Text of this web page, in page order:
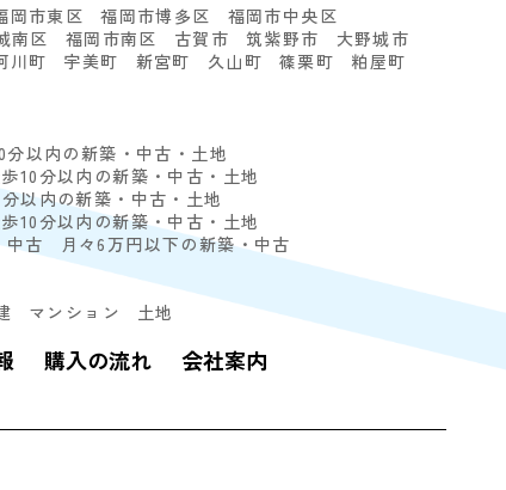
岡市東区 福岡市博多区
福岡市中央区
南区 福岡市南区 古賀市 筑紫野市
大野城市
川町 宇美町 新宮町 久山町 篠栗町
粕屋町
以内の新築・中古・土地
10分以内の新築・中古・土地
以内の新築・中古・土地
10分以内の新築・中古・土地
中古
月々6万円以下の新築・中古
マンション 土地
購入の流れ 会社案内